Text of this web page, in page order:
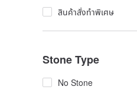
สินค้าสั่งทำพิเศษ
Stone Type
No Stone